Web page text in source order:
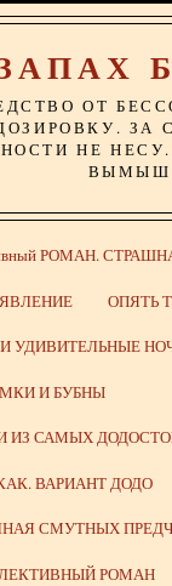
ОТ
ЗА
НЕ
РОМАН.
ОПЯТЬ
УДИВИТЕЛЬНЫЕ
И БУБНЫ
ИЗ САМЫХ
ВАРИАНТ ДОДО
СМУТНЫХ
РОМАН